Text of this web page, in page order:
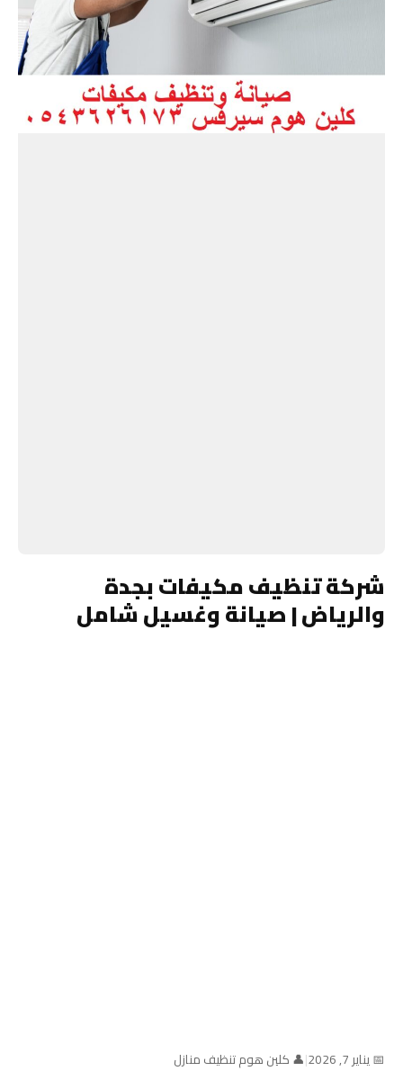
شركة تنظيف مكيفات بجدة
والرياض | صيانة وغسيل شامل
📅 يناير 7, 2026 |👤 كلين هوم تنظيف منازل